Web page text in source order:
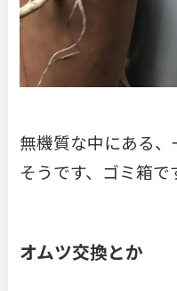
無機質な中にある、
そうです、ゴミ箱で
オムツ交換とか